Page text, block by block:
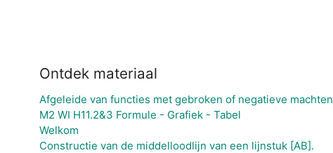
Ontdek materiaal
Afgeleide van functies met gebroken of negatieve machten
M2 WI H11.2&3 Formule - Grafiek - Tabel
Welkom
Constructie van de middelloodlijn van een lijnstuk [AB].